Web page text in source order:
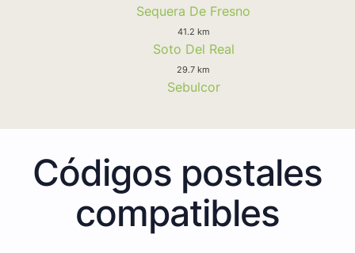
Sequera De Fresno
41.2 km
Soto Del Real
29.7 km
Sebulcor
Códigos postales
compatibles